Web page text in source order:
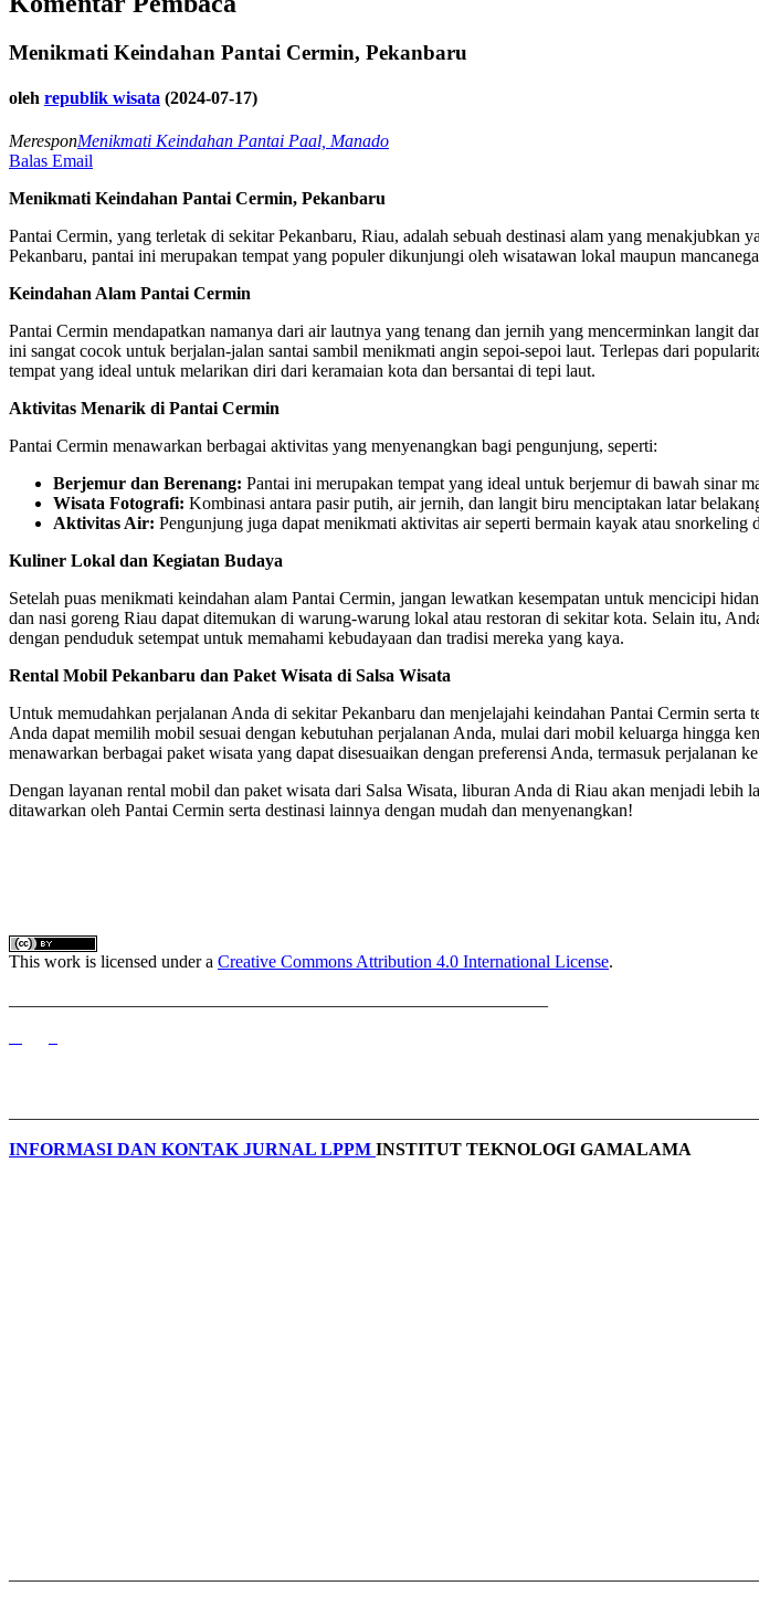
Menikmati Keindahan Pantai Cermin, Pekanbaru
oleh republik wisata (2024-07-17)
MeresponMenikmati Keindahan Pantai Paal, Manado
Balas Email
Menikmati Keindahan Pantai Cermin, Pekanbaru
Pantai Cermin, yang terletak di sekitar Pekanbaru, Riau, adalah sebuah destinasi alam yang
Pekanbaru, pantai ini merupakan tempat yang populer dikunjungi oleh wisatawan lokal maupun
Keindahan Alam Pantai Cermin
Pantai Cermin mendapatkan namanya dari air lautnya yang tenang dan jernih yang mencerminkan langit
ini sangat cocok untuk berjalan-jalan santai sambil menikmati angin sepoi-sepoi laut. Terlepas dari
tempat yang ideal untuk melarikan diri dari keramaian kota dan bersantai di tepi laut.
Aktivitas Menarik di Pantai Cermin
Pantai Cermin menawarkan berbagai aktivitas yang menyenangkan bagi pengunjung, seperti:
Berjemur dan Berenang: Pantai ini merupakan tempat yang ideal untuk berjemur di bawah sinar
Wisata Fotografi: Kombinasi antara pasir putih, air jernih, dan langit biru menciptakan latar
Aktivitas Air: Pengunjung juga dapat menikmati aktivitas air seperti bermain kayak atau
Kuliner Lokal dan Kegiatan Budaya
Setelah puas menikmati keindahan alam Pantai Cermin, jangan lewatkan kesempatan untuk mencicipi
dan nasi goreng Riau dapat ditemukan di warung-warung lokal atau restoran di sekitar kota. Selain itu,
dengan penduduk setempat untuk memahami kebudayaan dan tradisi mereka yang kaya.
Rental Mobil Pekanbaru dan Paket Wisata di Salsa Wisata
Untuk memudahkan perjalanan Anda di sekitar Pekanbaru dan menjelajahi keindahan Pantai Cermin serta
Anda dapat memilih mobil sesuai dengan kebutuhan perjalanan Anda, mulai dari mobil keluarga hingga
menawarkan berbagai paket wisata yang dapat disesuaikan dengan preferensi Anda, termasuk perjalanan
Dengan layanan rental mobil dan paket wisata dari Salsa Wisata, liburan Anda di Riau akan menjadi lebih
ditawarkan oleh Pantai Cermin serta destinasi lainnya dengan mudah dan menyenangkan!
This work is licensed under a Creative Commons Attribution 4.0 International License.
INFORMASI DAN KONTAK JURNAL LPPM INSTITUT TEKNOLOGI GAMALAMA